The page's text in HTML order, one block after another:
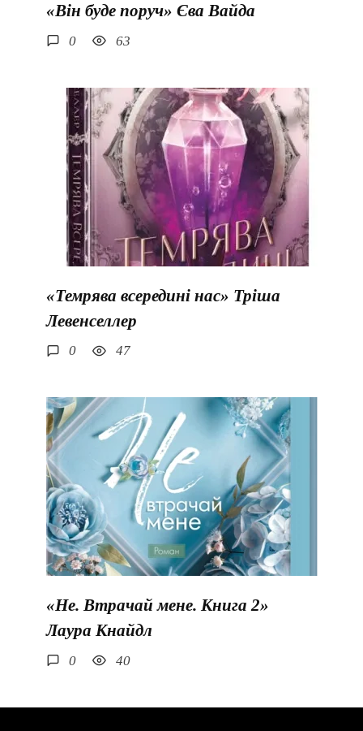
«Він буде поруч» Єва Вайда
0 63
«Темрява всередині нас» Тріша
Левенселлер
0 47
«Не. Втрачай мене. Книга 2»
Лаура Кнайдл
0 40